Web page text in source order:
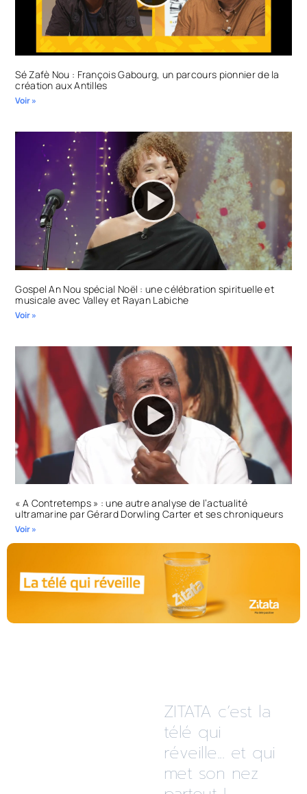
Sé Zafè Nou : François Gabourg, un parcours pionnier de la
création aux Antilles
Voir »
Gospel An Nou spécial Noël : une célébration spirituelle et
musicale avec Valley et Rayan Labiche
Voir »
« A Contretemps » : une autre analyse de l’actualité
ultramarine par Gérard Dorwling Carter et ses chroniqueurs
Voir »
ZITATA c’est la
télé qui
réveille... et qui
met son nez